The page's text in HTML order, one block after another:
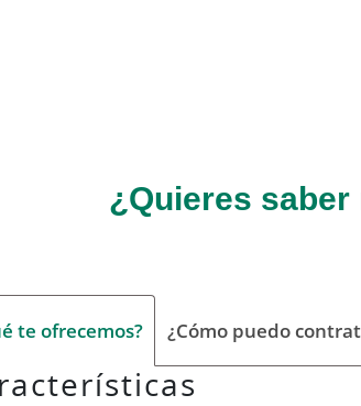
¿Quieres
te ofrecemos? ¿Cómo puedo